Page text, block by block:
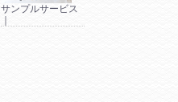
サンプルサービス